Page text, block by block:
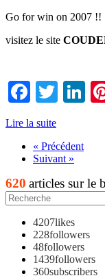
Go for win on 2007 !!
visitez le site
Lire la suite
« Précédent
Suivant »
620 articles sur le
4207likes
228followers
48followers
1439followers
360subscribers